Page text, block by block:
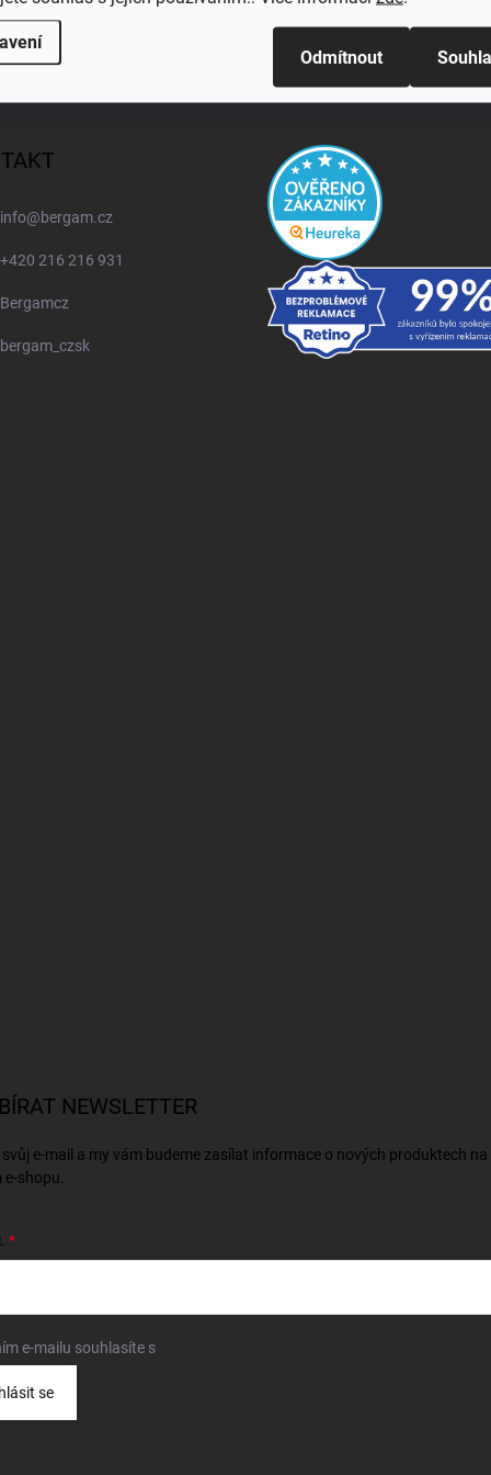
Odmítnout
info@bergam.cz
+420 216 216 931
Bergamcz
bergam_czsk
NEWSLETTER
e-mail a my vám budeme zasílat informace o nových produktech na
e-shopu.
e-mailu souhlasíte s
se